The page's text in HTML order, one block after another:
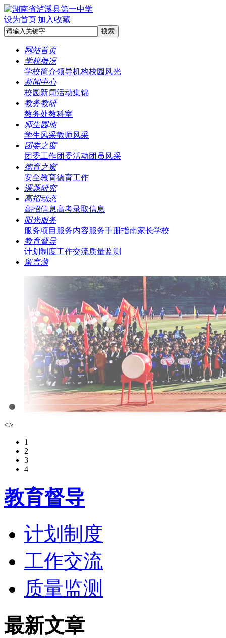
设为首页|加入收藏
网站首页
学校概况
学校简介领导机构校园风光
新闻中心
校园新闻活动集锦
教务教研
教务处教科室
师生园地
学生风采教师风采
团委之窗
团委工作团委活动团员风采
德育之窗
安全教育德育工作
课题研究
高招动态
高招信息高考录取信息
阳光服务
服务项目 服务内容服务手册指南家长学校
教育督导
计划制度工作交流质量监测
留言薄
<>
1
2
3
4
教育督导
计划制度
工作交流
质量监测
最新文章